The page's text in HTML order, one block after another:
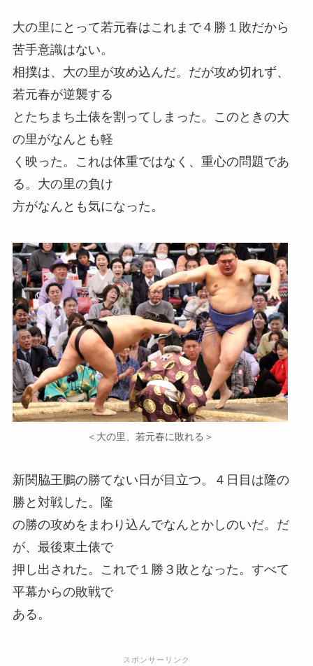
大の里にとって若元春はこれまで４勝１敗だから
苦手意識はない。
相撲は、大の里が攻め込んだ。だが攻め切れず、
若元春が逆襲する
とたちまち土俵を割ってしまった。このときの大
の里がなんとも軽
く映った。これは体重ではなく、重心の問題であ
る。大の里の負け
方がなんとも気になった。
＜大の里、若元春に敗れる＞
新関脇王鵬の勝てない日が目立つ。４日目は隆の
勝と対戦した。隆
の勝の攻めをまわり込んでなんとかしのいだ。だ
が、最後東土俵で
押し出された。これで１勝３敗となった。すべて
平幕からの敗戦で
ある。
スポンサーリンク